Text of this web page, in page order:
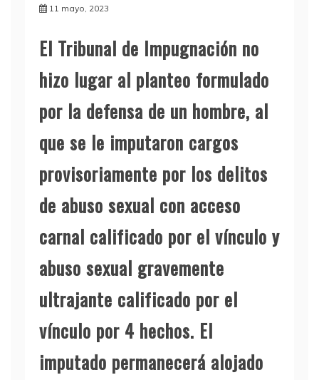
11 mayo, 2023
El Tribunal de Impugnación no
hizo lugar al planteo formulado
por la defensa de un hombre, al
que se le imputaron cargos
provisoriamente por los delitos
de abuso sexual con acceso
carnal calificado por el vínculo y
abuso sexual gravemente
ultrajante calificado por el
vínculo por 4 hechos. El
imputado permanecerá alojado